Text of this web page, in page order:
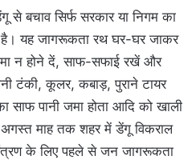
से बचाव सिर्फ सरकार या निगम का
है। यह जागरूकता रथ घर-घर जाकर
न होने दें, साफ-सफाई रखें और
टंकी, कूलर, कबाड़, पुराने टायर
साफ पानी जमा होता आदि को खाली
अगस्त माह तक शहर में डेंगू विकराल
के लिए पहले से जन जागरूकता